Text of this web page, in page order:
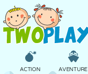
ACTION AVENTURE